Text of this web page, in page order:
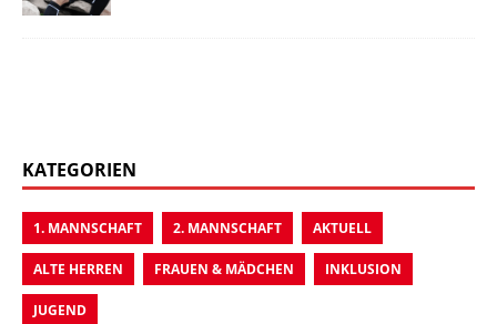
KATEGORIEN
1. MANNSCHAFT 2. MANNSCHAFT AKTUELL
ALTE HERREN FRAUEN & MÄDCHEN INKLUSION
JUGEND